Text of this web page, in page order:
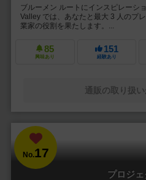
ブルーメン ルートにインスピレーシ
Valley では、あなたと最大 3 人のプ
業家の役割を果たします。...
85
興味あり
151
経験あり
通販の取り扱
No.17
プロジ